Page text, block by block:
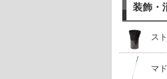
装飾・
ス
マ